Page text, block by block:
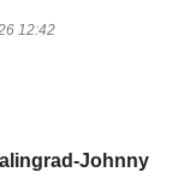
12:42
Johnny